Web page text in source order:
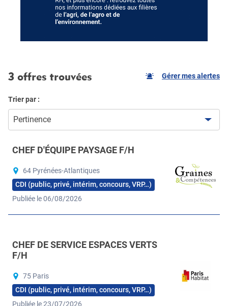
3 offres trouvées Gérer mes alertes
Trier par :
Pertinence
CHEF D'ÉQUIPE PAYSAGE F/H
64 Pyrénées-Atlantiques
CDI (public, privé, intérim, concours, VRP…)
Publiée le 06/08/2026
CHEF DE SERVICE ESPACES VERTS
F/H
75 Paris
CDI (public, privé, intérim, concours, VRP…)
Publiée le 23/07/2026